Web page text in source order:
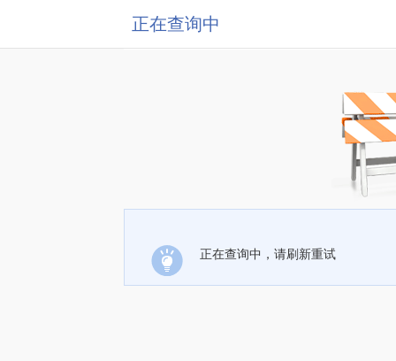
正在查询中
正在查询中，请刷新重试